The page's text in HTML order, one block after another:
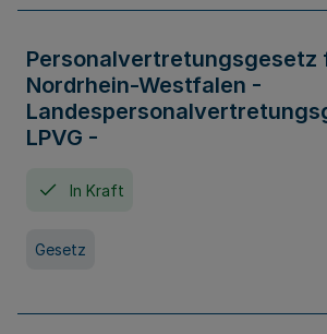
Personalvertretungsgesetz
Nordrhein-Westfalen -
LPVG -
In Kraft
Gesetz